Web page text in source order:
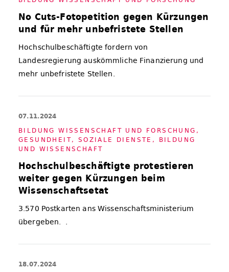
No Cuts-Fotopetition gegen Kürzungen
und für mehr unbefristete Stellen
Hochschulbeschäftigte fordern von
Landesregierung auskömmliche Finanzierung und
mehr unbefristete Stellen.
07.11.2024
BIL­DUNG WIS­SEN­SCHAFT UND FOR­SCHUNG ,
GE­SUND­HEIT, SO­ZIA­LE DIENS­TE, BIL­DUNG
UND WIS­SEN­SCHAFT
Hochschulbeschäftigte protestieren
weiter gegen Kürzungen beim
Wissenschaftsetat
3.570 Postkarten ans Wissenschaftsministerium
übergeben. .
18.07.2024